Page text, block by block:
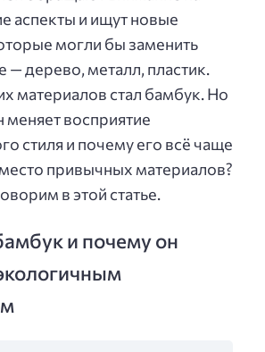
аспекты и ищут новые
могли бы заменить
— дерево, металл, пластик.
материалов стал бамбук. Но
меняет восприятие
стиля и почему его всё чаще
привычных материалов?
в этой статье.
и почему он